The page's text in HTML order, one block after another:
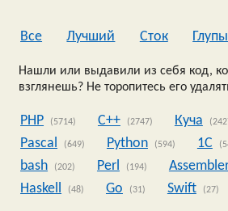
Все Лучший Сток
Нашли или выдавили из себя код,
взглянешь? Не торопитесь его
PHP (5714) C++ (2747) Куча
Pascal (649) Python (594) 1C
bash (202) Perl (194)
Haskell (48) Go (31) Swift (27)